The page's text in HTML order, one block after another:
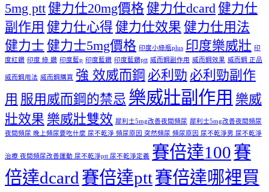
5mg ptt健力仕20mg價格健力仕dcard健力仕
副作用 健力仕心得 健力仕效果 健力仕用法
健力士 健力士5mg價格 印度小綠瓶plus 印度樂威壯 印
度紅鑽 印度 綠 鑽 印度藍p 印度藍鑽 印度藍鑽ptt 威而鋼副作用 威而鋼效果 威而鋼 正品
威而鋼用法 威而鋼購買 強 效威而鋼 必利勁 必利勁副作
用 服用威而鋼的禁忌 樂威壯副作用 樂威
壯效果 樂威壯雙效 犀利士5mg改善夜間頻尿 犀利士5mg改善夜間頻尿
夜間頻尿 晚上頻尿要吃什麼 尿不乾淨 頻尿原因 突然頻尿 頻尿原因 尿不乾淨男 尿不乾淨
治療 夜間頻尿改善運動 尿不乾淨ptt 尿不乾淨定義 賽倍達100賽
倍達dcard 賽倍達ptt賽倍達哪裡買